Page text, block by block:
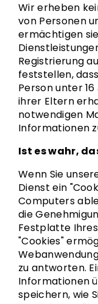
Wir erheben
von Personen
ermächtigen
Registrierung
feststellen,
Person unter
ihrer Eltern
notwendigen
Informationen
Ist es wahr,
Wenn Sie
Dienst ein
Computers
die
Festplatte
"Cookies"
zu antworten.
Informationen
speichern, wie